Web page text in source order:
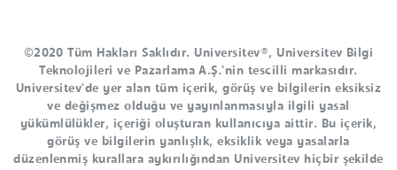
©2020 Tüm Hakları Saklıdır. Universitev®, Universitev Bilgi
Teknolojileri ve Pazarlama A.Ş.'nin tescilli markasıdır.
Universitev'de yer alan tüm içerik, görüş ve bilgilerin eksiksiz
ve değişmez olduğu ve yayınlanmasıyla ilgili yasal
yükümlülükler, içeriği oluşturan kullanıcıya aittir. Bu içerik,
görüş ve bilgilerin yanlışlık, eksiklik veya yasalarla
düzenlenmiş kurallara aykırılığından Universitev hiçbir şekilde